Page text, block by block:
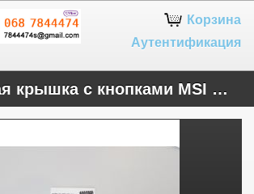
Корзина
Аутентификация
Пластиковая крышка с кнопками MSI GT70 761EXXX-Y31